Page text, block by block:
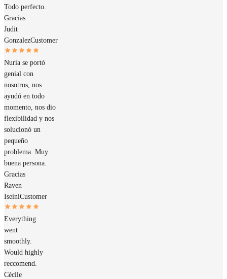
Todo perfecto.
Gracias
Judit
GonzalezCustomer
Nuria se portó
genial con
nosotros, nos
ayudó en todo
momento, nos dio
flexibilidad y nos
solucionó un
pequeño
problema. Muy
buena persona.
Gracias
Raven
IseiniCustomer
Everything
went
smoothly.
Would highly
reccomend.
Cécile